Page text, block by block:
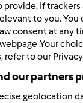
#9
dobrze widze
czy to jest
tortem
cos
provide. If
to you.
consent at any
.Your
refer to our
our partners
geolocation